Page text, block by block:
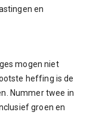
en
mogen niet
heffing is de
Nummer twee in
groen en